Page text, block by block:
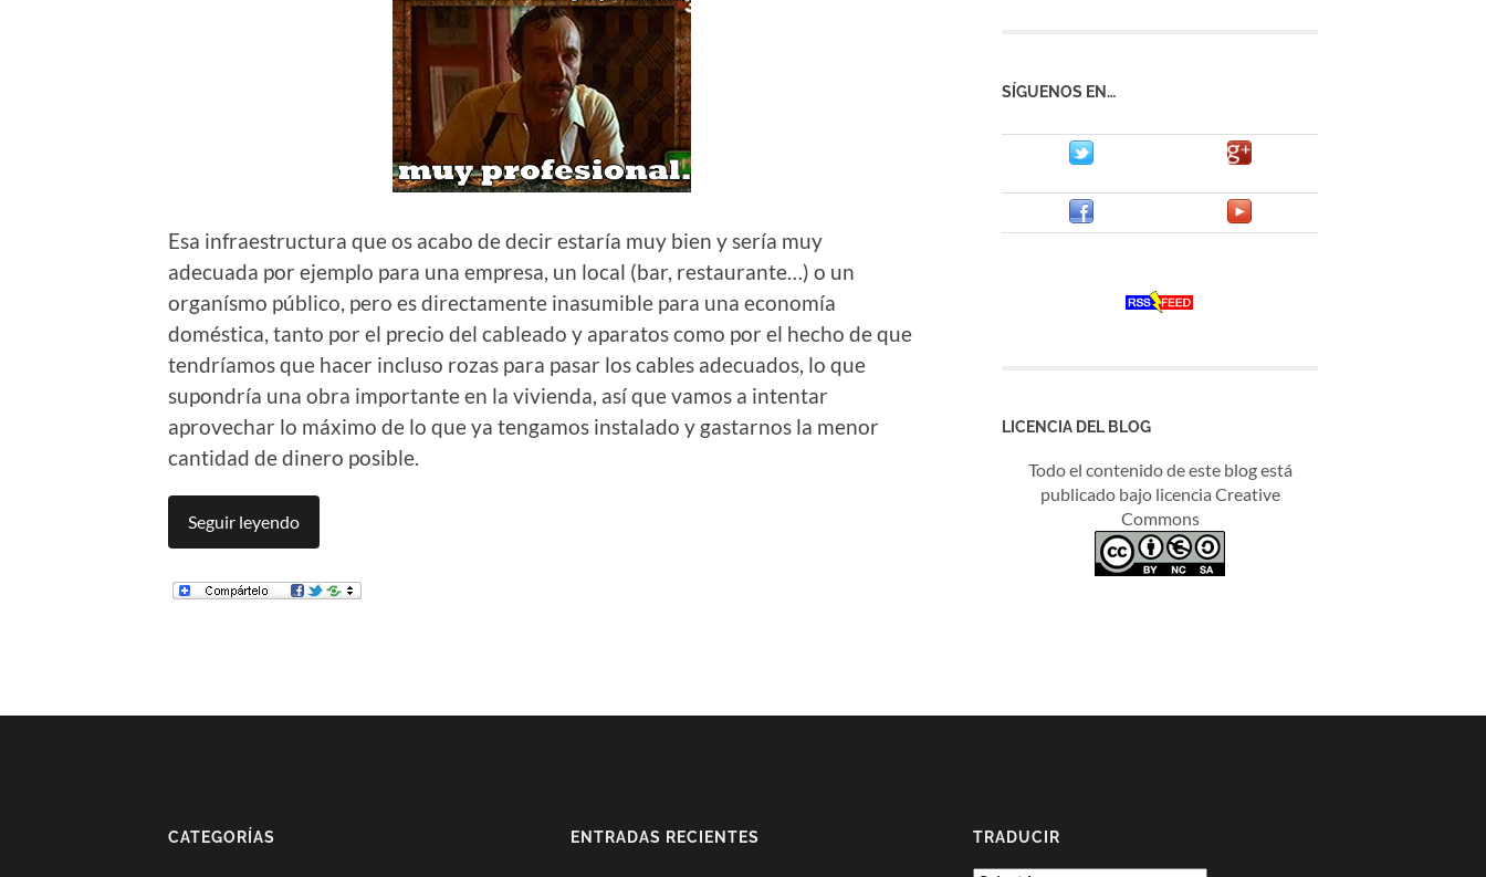
Esa infraestructura que os acabo de decir estaría muy bien y sería muy
adecuada por ejemplo para una empresa, un local (bar, restaurante…) o un
organísmo público, pero es directamente inasumible para una economía
doméstica, tanto por el precio del cableado y aparatos como por el hecho de que
tendríamos que hacer incluso rozas para pasar los cables adecuados, lo que
supondría una obra importante en la vivienda, así que vamos a intentar
aprovechar lo máximo de lo que ya tengamos instalado y gastarnos la menor
cantidad de dinero posible.
Seguir leyendo
SÍGUENOS EN…
LICENCIA DEL BLOG
Todo el contenido de este blog está
publicado bajo licencia Creative
Commons
CATEGORÍAS ENTRADAS RECIENTES TRADUCIR